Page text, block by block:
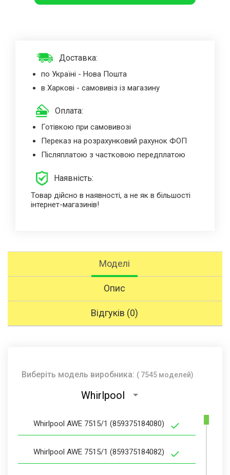
Доставка:
по Україні - Нова Пошта
в Харкові - самовивіз із магазину
Оплата:
Готівкою при самовивозі
Переказ на розрахунковий рахунок ФОП
Післяплатою з частковою передплатою
Наявність:
Товар дійсно в наявності, а не як в більшості
інтернет-магазинів!
Моделі
Опис
Відгуків (0)
Виберіть модель виробника: ( 7545 моделей)
Whirlpool
Whirlpool AWE 7515/1 (859375184080)
Whirlpool AWE 7515/1 (859375184082)